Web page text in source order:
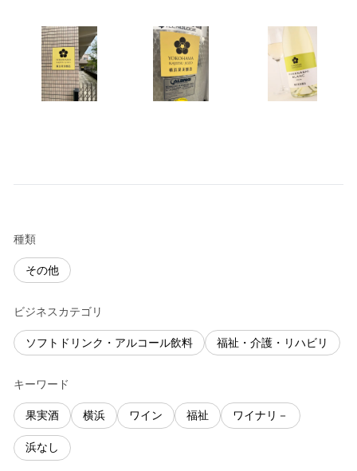
種類
その他
ビジネスカテゴリ
ソフトドリンク・アルコール飲料 福祉・介護・リハビリ
キーワード
果実酒 横浜 ワイン 福祉 ワイナリ－
浜なし